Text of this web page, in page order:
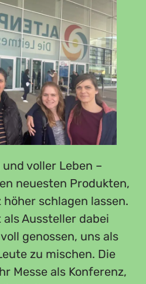
voller Leben –
neuesten Produkten,
schlagen lassen.
Aussteller dabei
genossen, uns als
zu mischen. Die
Messe als Konferenz,